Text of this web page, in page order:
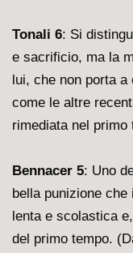
Tonali 6: Si
e sacrificio, ma la
lui, che non porta
come le altre
rimediata nel primo
Bennacer 5: Uno
bella punizione
lenta e scolastica
del primo tempo.